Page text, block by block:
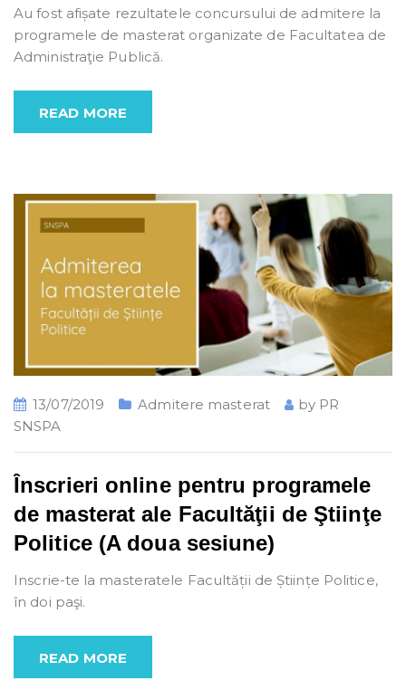
Au fost afișate rezultatele concursului de admitere la
programele de masterat organizate de Facultatea de
Administraţie Publică.
READ MORE
13/07/2019 Admitere masterat by PR
SNSPA
Înscrieri online pentru programele
de masterat ale Facultăţii de Ştiinţe
Politice (A doua sesiune)
Inscrie-te la masteratele Facultății de Științe Politice,
în doi paşi.
READ MORE